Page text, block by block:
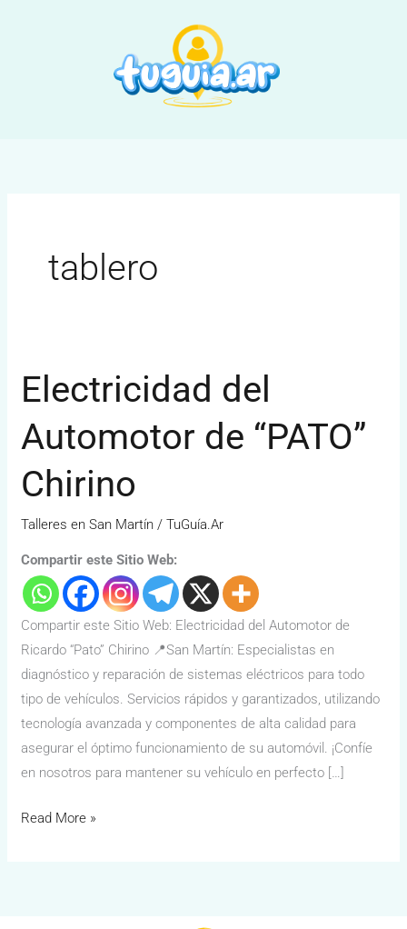
tablero
Electricidad del
Automotor de “PATO”
Chirino
Talleres en San Martín /TuGuía.Ar
Compartir este Sitio Web:
Compartir este Sitio Web: Electricidad del Automotor de
Ricardo “Pato” Chirino 📍San Martín: Especialistas en
diagnóstico y reparación de sistemas eléctricos para todo
tipo de vehículos. Servicios rápidos y garantizados, utilizando
tecnología avanzada y componentes de alta calidad para
asegurar el óptimo funcionamiento de su automóvil. ¡Confíe
en nosotros para mantener su vehículo en perfecto […]
Electricidad
del
Automotor
de
“PATO”
Chirino
Read More »